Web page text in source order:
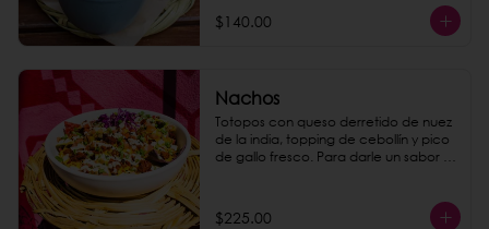
$140.00
Nachos
Totopos con queso derretido de nuez
de la india, topping de cebollín y pico
de gallo fresco. Para darle un sabor
$225.00